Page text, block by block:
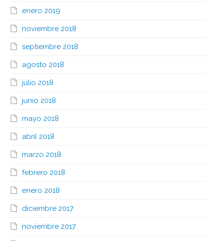
enero 2019
noviembre 2018
septiembre 2018
agosto 2018
julio 2018
junio 2018
mayo 2018
abril 2018
marzo 2018
febrero 2018
enero 2018
diciembre 2017
noviembre 2017